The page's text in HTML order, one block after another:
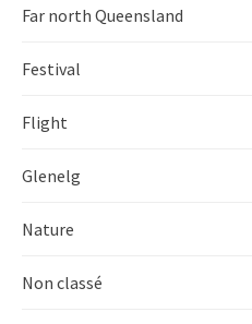
Far north Queensland
Festival
Flight
Glenelg
Nature
Non classé